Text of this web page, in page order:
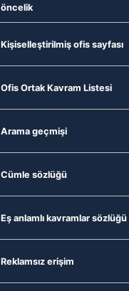
öncelik
Kişiselleştirilmiş ofis sayfası
Ofis Ortak Kavram Listesi
Arama geçmişi
Cümle sözlüğü
Eş anlamlı kavramlar sözlüğü
Reklamsız erişim